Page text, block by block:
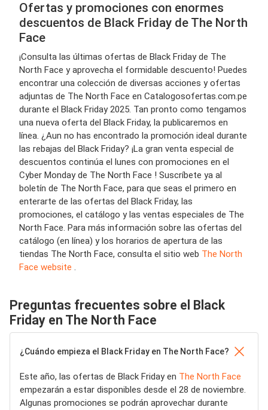
Ofertas y promociones con enormes
descuentos de Black Friday de The North
Face
¡Consulta las últimas ofertas de Black Friday de The
North Face y aprovecha el formidable descuento! Puedes
encontrar una colección de diversas acciones y ofertas
adjuntas de The North Face en Catalogosofertas.com.pe
durante el Black Friday 2025. Tan pronto como tengamos
una nueva oferta del Black Friday, la publicaremos en
línea. ¿Aun no has encontrado la promoción ideal durante
las rebajas del Black Friday? ¡La gran venta especial de
descuentos continúa el lunes con promociones en el
Cyber Monday de The North Face ! Suscríbete ya al
boletín de The North Face, para que seas el primero en
enterarte de las ofertas del Black Friday, las
promociones, el catálogo y las ventas especiales de The
North Face. Para más información sobre las ofertas del
catálogo (en línea) y los horarios de apertura de las
tiendas The North Face, consulta el sitio web The North
Face website .
Preguntas frecuentes sobre el Black
Friday en The North Face
¿Cuándo empieza el Black Friday en The North Face?
Este año, las ofertas de Black Friday en The North Face
empezarán a estar disponibles desde el 28 de noviembre.
Algunas promociones se podrán aprovechar durante